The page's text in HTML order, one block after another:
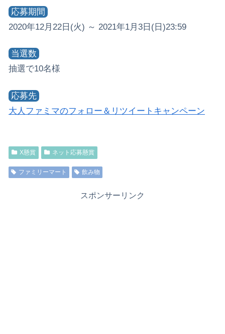
応募期間
2020年12月22日(火) ～ 2021年1月3日(日)23:59
当選数
抽選で10名様
応募先
大人ファミマのフォロー＆リツイートキャンペーン
X懸賞 ネット応募懸賞
ファミリーマート 飲み物
スポンサーリンク